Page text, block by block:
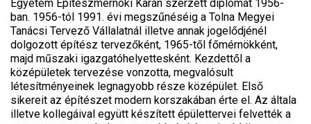
Egyetem Építészmérnöki Karán szerzett diplomát 1956-
ban. 1956-tól 1991. évi megszűnéséig a Tolna Megyei
Tanácsi Tervező Vállalatnál illetve annak jogelődjénél
dolgozott építész tervezőként, 1965-től főmérnökként,
majd műszaki igazgatóhelyettesként. Kezdettől a
középületek tervezése vonzotta, megvalósult
létesítményeinek legnagyobb része középület. Első
sikereit az építészet modern korszakában érte el. Az általa
illetve kollegáival együtt készített épülettervei felvették a